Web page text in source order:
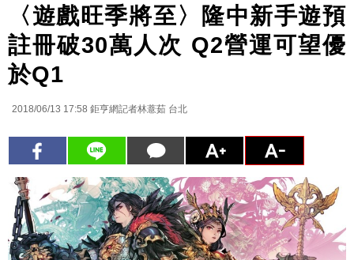
〈遊戲旺季將至〉隆中新手遊預
註冊破30萬人次 Q2營運可望優
於Q1
2018/06/13 17:58 鉅亨網記者林薏茹 台北